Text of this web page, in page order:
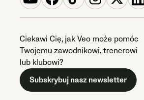
Ciekawi Cię, jak Veo może pomóc
Twojemu zawodnikowi, trenerowi
lub klubowi?
Subskrybuj nasz newsletter